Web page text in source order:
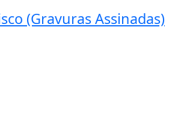
(Gravuras Assinadas)